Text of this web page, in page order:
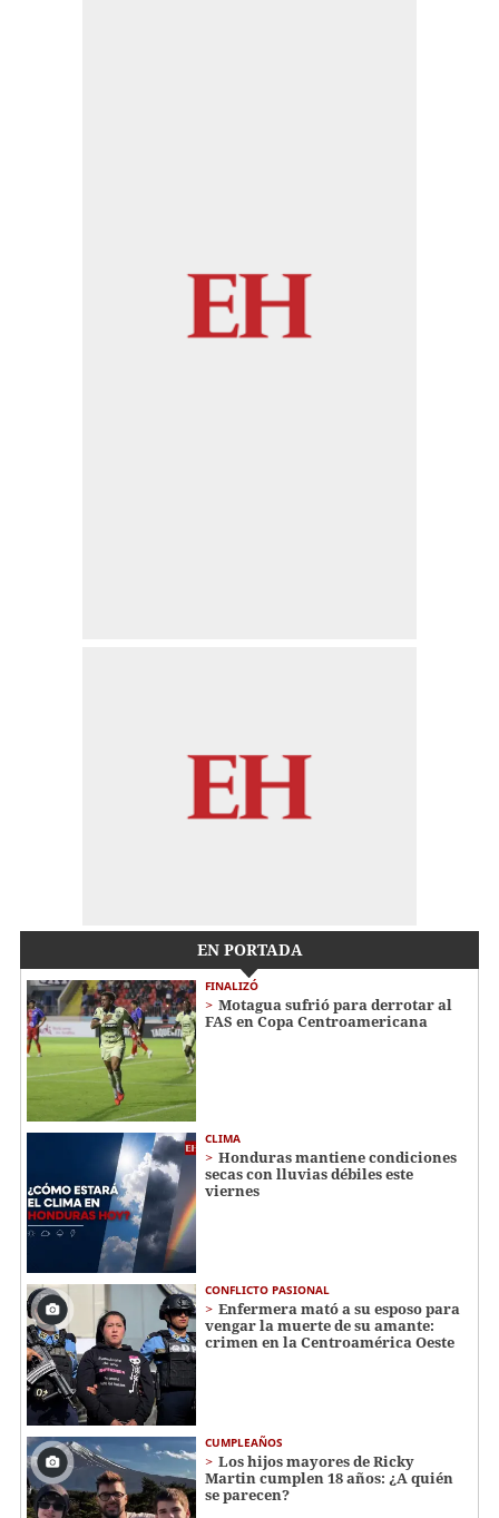
EN PORTADA
FINALIZÓ
Motagua sufrió para derrotar al
FAS en Copa Centroamericana
CLIMA
Honduras mantiene condiciones
secas con lluvias débiles este
viernes
CONFLICTO PASIONAL
Enfermera mató a su esposo para
vengar la muerte de su amante:
crimen en la Centroamérica Oeste
CUMPLEAÑOS
Los hijos mayores de Ricky
Martin cumplen 18 años: ¿A quién
se parecen?